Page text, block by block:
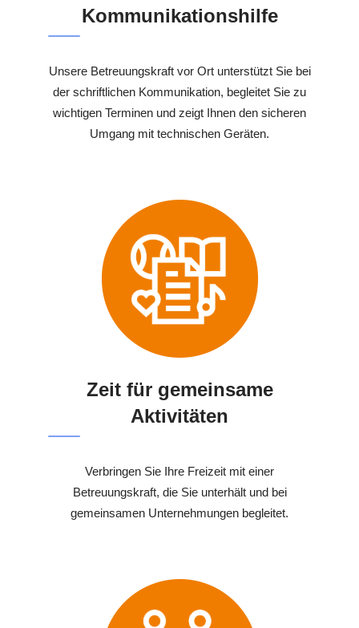
Kommunikationshilfe
Unsere Betreuungskraft vor Ort unterstützt Sie bei
der schriftlichen Kommunikation, begleitet Sie zu
wichtigen Terminen und zeigt Ihnen den sicheren
Umgang mit technischen Geräten.
Zeit für gemeinsame
Aktivitäten
Verbringen Sie Ihre Freizeit mit einer
Betreuungskraft, die Sie unterhält und bei
gemeinsamen Unternehmungen begleitet.